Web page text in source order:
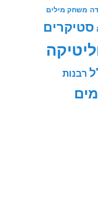
משחק מילים
סטיקרים
רבנות